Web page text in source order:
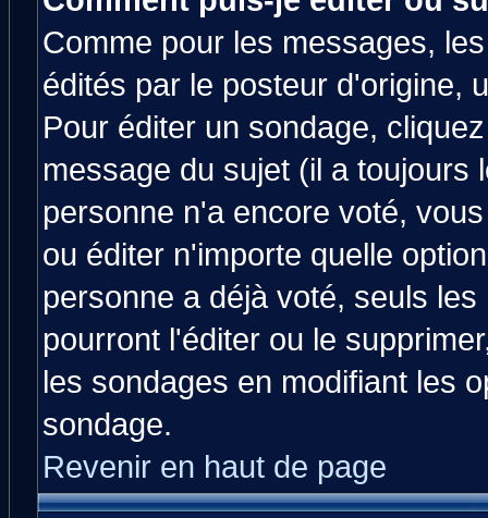
Comme pour les messages,
édités par le posteur d'origine,
Pour éditer un sondage,
message du sujet (il a toujours
personne n'a encore voté,
ou éditer n'importe quelle
personne a déjà voté, seuls
pourront l'éditer ou le
les sondages en modifiant les
sondage.
Revenir en haut de page